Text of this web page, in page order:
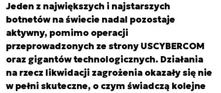
Jeden z największych i najstarszych
botnetów na świecie nadal pozostaje
aktywny, pomimo operacji
przeprowadzonych ze strony USCYBERCOM
oraz gigantów technologicznych. Działania
na rzecz likwidacji zagrożenia okazały się nie
w pełni skuteczne, o czym świadczą kolejne